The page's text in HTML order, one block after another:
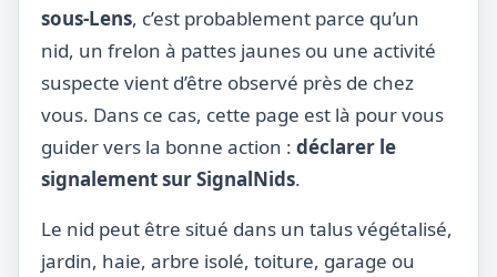
sous-Lens, c’est probablement parce qu’un
nid, un frelon à pattes jaunes ou une activité
suspecte vient d’être observé près de chez
vous. Dans ce cas, cette page est là pour vous
guider vers la bonne action : déclarer le
signalement sur SignalNids.
Le nid peut être situé dans un talus végétalisé,
jardin, haie, arbre isolé, toiture, garage ou